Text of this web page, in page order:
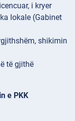
i kryer
lokale (Gabinet
shikimin
të gjithë
e PKK